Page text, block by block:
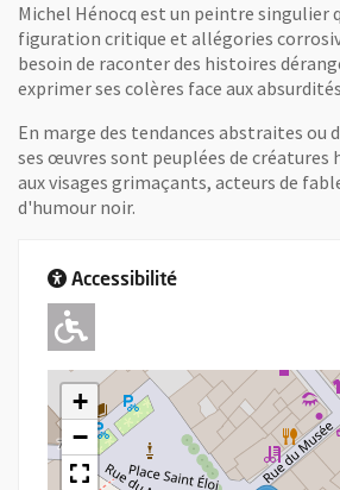
Michel Hénocq est un peintre singulier
figuration critique et allégories
besoin de raconter des histoires
exprimer ses colères face aux
En marge des tendances abstraites ou
ses œuvres sont peuplées de créatures
aux visages grimaçants, acteurs de
d'humour noir.
Accessibilité
Adapté pour
+
−